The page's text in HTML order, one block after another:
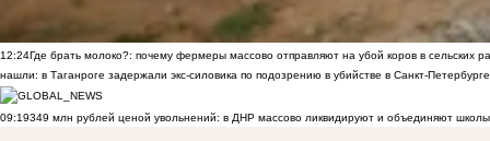
12:24Где брать молоко?: почему фермеры массово отправляют на убой коров в сельских
нашли: в Таганроге задержали экс-силовика по подозрению в убийстве в Санкт-Петербурге
09:19349 млн рублей ценой увольнений: в ДНР массово ликвидируют и объединяют